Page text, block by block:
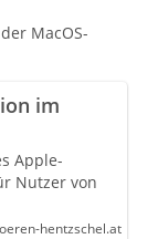
MacOS-
im
Apple-
Nutzer von
hentzschel.at